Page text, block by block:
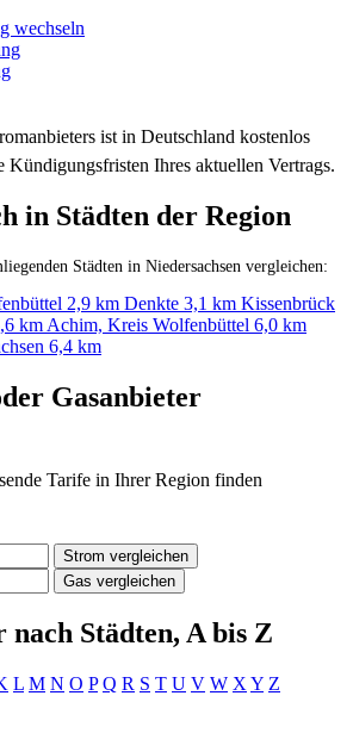
wechseln
ist in Deutschland kostenlos
Kündigungsfristen Ihres aktuellen Vertrags.
in Städten der Region
Städten in Niedersachsen vergleichen:
2,9 km Denkte 3,1 km Kissenbrück
km Achim, Kreis Wolfenbüttel 6,0 km
6,4 km
Gasanbieter
Tarife in Ihrer Region finden
Strom vergleichen
Gas vergleichen
Städten, A bis Z
L M N O P Q R S T U V W X Y Z